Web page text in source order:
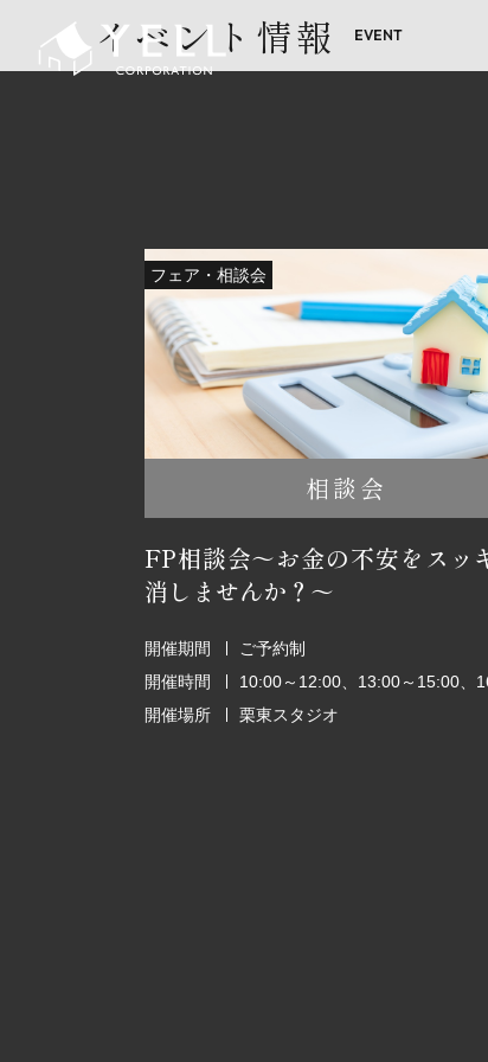
イベント情報
フェア・相談会
相談会
FP相談会～お金の不安をスッ
消しませんか？～
開催期間
ご予約制
開催時間
開催場所
栗東スタジオ